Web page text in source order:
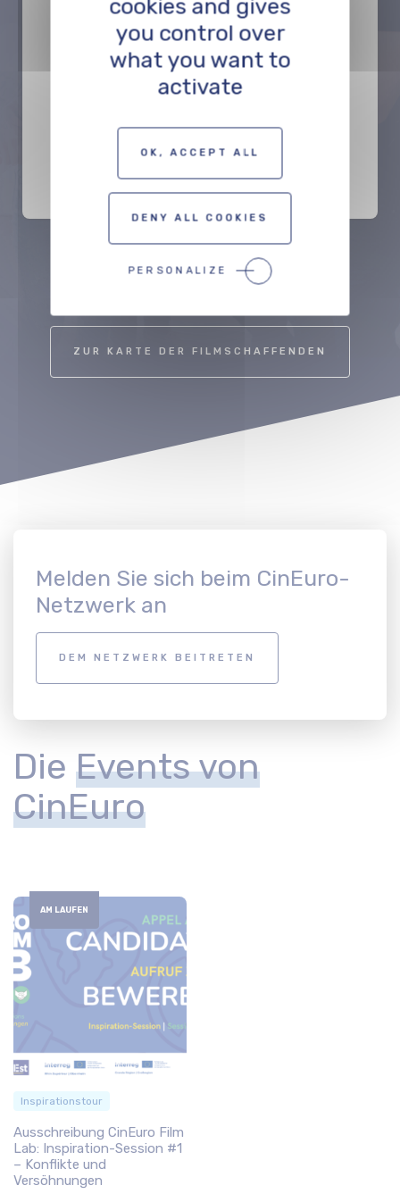
Arnaud Diemer
PrécédentSuivant
ZUR KARTE DER FILMSCHAFFENDEN
Melden Sie sich beim CinEuro-
Netzwerk an
DEM NETZWERK BEITRETEN
Die Events von
CinEuro
AM LAUFEN
Inspirationstour
Ausschreibung CinEuro Film
Lab: Inspiration-Session #1
– Konflikte und
Versöhnungen
cookies and gives
you control over
what you want to
activate
OK, ACCEPT ALL
DENY ALL COOKIES
PERSONALIZE